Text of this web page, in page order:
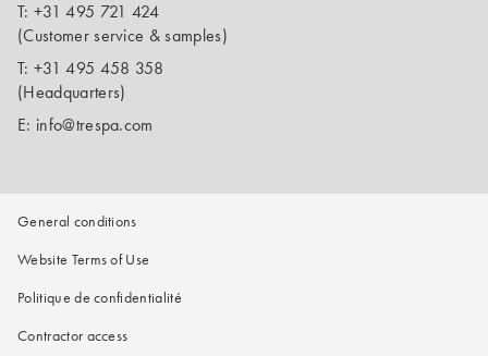
T: +31 495 721 424
(Customer service & samples)
T: +31 495 458 358
(Headquarters)
E: info@trespa.com
General conditions
Website Terms of Use
Politique de confidentialité
Contractor access